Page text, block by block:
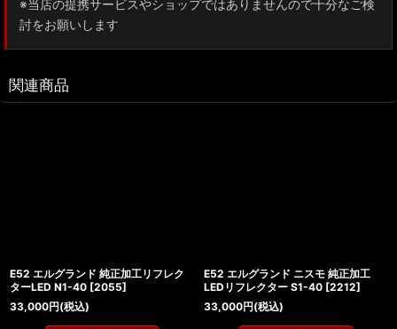
※当店の提携サービスやショップではありませんので十分なご検
討をお願いします
関連商品
E52 エルグランド 純正加工リフレク
ターLED N1-40 [2055]
33,000円(税込)
E52 エルグランド ニスモ 純正加工
LEDリフレクター S1-40 [2212]
33,000円(税込)